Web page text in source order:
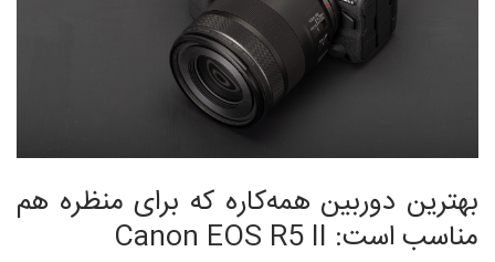
بهترین دوربین همه‌کاره که برای منظره هم
مناسب است: Canon EOS R5 II